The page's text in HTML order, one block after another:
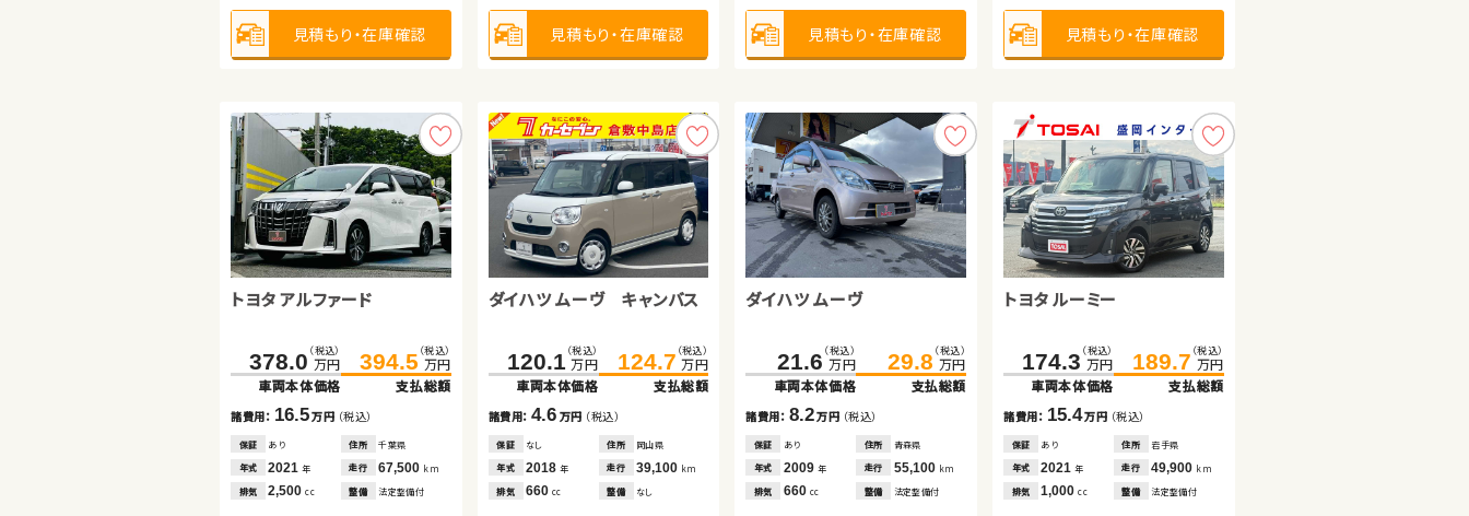
見積もり・在庫確認 見積もり・在庫確認 見積もり・在庫確認 見積もり・在庫確認
トヨタ アルファード
378.0 （税込）
万円
車両本体価格
394.5 （税込）
万円
支払総額
諸費用： 16.5万円 （税込）
保証 あり 住所
千葉県
年式
2021年 走行 67,500 km
排気
2,500cc 整備 法定整備付
ダイハツ ムーヴ キャンバス
120.1 （税込）
万円
車両本体価格
124.7 （税込）
万円
支払総額
諸費用：4.6 万円 （税込）
保証 なし 住所
岡山県
年式
2018年 走行 39,100 km
排気
660cc 整備 なし
ダイハツ ムーヴ
21.6 （税込）
万円
車両本体価格
29.8 （税込）
万円
支払総額
諸費用： 8.2万円 （税込）
保証 あり 住所
青森県
年式
2009 年 走行 55,100 km
排気
660 cc 整備 法定整備付
トヨタ ルーミー
174.3 （税込）
万円
車両本体価格
189.7 （税込）
万円
支払総額
諸費用： 15.4万円 （税込）
保証 あり 住所
岩手県
年式
2021年 走行 49,900 km
排気
1,000cc 整備 法定整備付
見積もり・在庫確認 見積もり・在庫確認 見積もり・在庫確認 見積もり・在庫確認
ホンダ Ｎ ＢＯＸ
136.0 （税込）
万円
車両本体価格
143.1 （税込）
万円
支払総額
諸費用： 7.1 万円（税込）
保証 あり 住所
福島県
年式
2023年 走行 33,000 km
排気
660cc 整備 法定整備付
トヨタ アルファード ハイブリ
174.7 （税込）
万円
車両本体価格
189.4 （税込）
万円
支払総額
諸費用：14.7万円（税込）
保証 あり 住所
岩手県
年式
2014年 走行 61,400 km
排気
2,400 整備 法定整備付
トヨタ プリウスＰＨＶ
189.4 （税込）
万円
車両本体価格
205.6 （税込）
万円
支払総額
諸費用： 16.2万円（税込）
保証 あり 住所
岩手県
年式
2018 年 走行 47,000 km
排気
1,800 整備 法定整備付
ダイハツ タント
43.4 （税込）
万円
車両本体価格
52.7 （税込）
万円
支払総額
諸費用： 9.3 万円（税込）
保証 あり 住所
埼玉県
年式
2014年 走行 86,900 km
排気
660cc 整備 法定整備付
見積もり・在庫確認 見積もり・在庫確認 見積もり・在庫確認 見積もり・在庫確認
スズキ ジムニーシエラ
244.4 （税込）
万円
車両本体価格
259.9 （税込）
万円
支払総額
諸費用： 15.5万円 （税込）
保証 あり 住所
岩手県
年式
2023年 走行 32,400 km
排気
1,500cc 整備 法定整備付
ホンダ Ｎ ＢＯＸ
145.0 （税込）
万円
車両本体価格
151.1 （税込）
万円
支払総額
諸費用：6.1 万円 （税込）
保証 あり 住所
岡山県
年式
2022年 走行 45,700 km
排気
660cc 整備 法定整備付
トヨタ アクア
136.0 （税込）
万円
車両本体価格
146.0 （税込）
万円
支払総額
諸費用： 10.0万円（税込）
保証 なし 住所
福島県
年式
2020 年 走行 50,700 km
排気
1,500 整備 法定整備付
トヨタ ノア
215.0 （税込）
万円
車両本体価格
225.5 （税込）
万円
支払総額
諸費用： 10.5万円 （税込）
保証 なし 住所
福島県
年式
2018年 走行 53,100 km
排気
2,000cc 整備 法定整備付
見積もり・在庫確認 見積もり・在庫確認